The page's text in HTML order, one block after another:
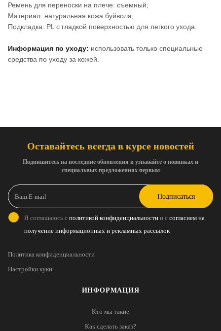
Ремень для переноски на плече: съемный;
Материал: натуральная кожа буйвола;
Подкладка: PL с гладкой поверхностью для легкого ухода.
Информация по уходу: использовать только специальные
средства по уходу за кожей.
ИНФОРМАЦИЯ
Кто мы такие
Как сделать заказ?
Оставайтесь всегда в курсе новостей
Подпишитесь на последние обновления и узнавайте о новинках и
специальных предложениях первым
Подписаться
Я соглашаюсь с политикой конфиденциальности и с согласием на
получение информационных и рекламных рассылок
Политика конфиденциальности
Настройки куки